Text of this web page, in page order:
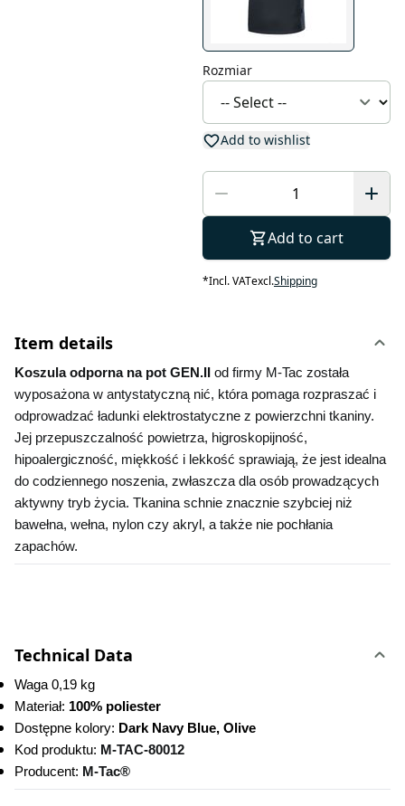
Rozmiar
Add to wishlist
Add to cart
*Incl. VATexcl.Shipping
Item details
Koszula odporna na pot GEN.II od firmy M-Tac została
wyposażona w antystatyczną nić, która pomaga rozpraszać i
odprowadzać ładunki elektrostatyczne z powierzchni tkaniny.
Jej przepuszczalność powietrza, higroskopijność,
hipoalergiczność, miękkość i lekkość sprawiają, że jest idealna
do codziennego noszenia, zwłaszcza dla osób prowadzących
aktywny tryb życia. Tkanina schnie znacznie szybciej niż
bawełna, wełna, nylon czy akryl, a także nie pochłania
zapachów.
Technical Data
Waga 0,19 kg
Materiał: 100% poliester
Dostępne kolory: Dark Navy Blue, Olive
Kod produktu: M-TAC-80012
Producent: M-Tac®